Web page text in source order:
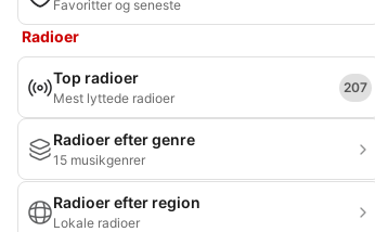
Favoritter og seneste
Radioer
Top radioer
Mest lyttede radioer
207
Radioer efter genre
15 musikgenrer
Radioer efter region
Lokale radioer